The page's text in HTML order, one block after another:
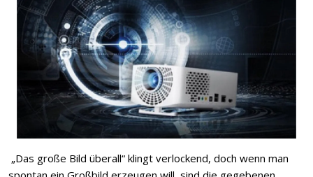
„Das große Bild überall“ klingt verlockend, doch wenn man